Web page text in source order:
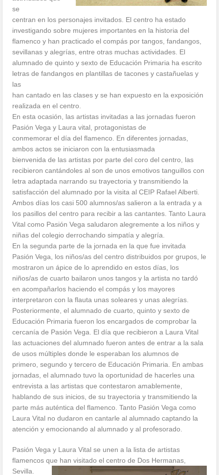
se
centran en los personajes invitados. El centro ha estado
investigando sobre mujeres importantes en la historia del
flamenco y han practicado el compás por tangos, fandangos,
sevillanas y alegrías, entre otras muchas actividades. El
alumnado de quinto y sexto de Educación Primaria ha escrito
letras de fandangos en plantillas de tacones y castañuelas y
las
han cantado en las clases y se han expuesto en la exposición
realizada en el centro.
En esta ocasión, las artistas invitadas a las jornadas fueron
Pasión Vega y Laura vital, protagonistas de
conmemorar el día del flamenco. En diferentes jornadas,
ambos actos se iniciaron con la entusiasmada
bienvenida de las artistas por parte del coro del centro, las
recibieron cantándoles al son de unos emotivos tanguillos con
letra adaptada narrando su trayectoria y transmitiendo la
satisfacción del alumnado por la visita al CEIP Rafael Alberti.
Ambos días los casi 500 alumnos/as salieron a la entrada y a
los pasillos del centro para recibir a las cantantes. Tanto Laura
Vital como Pasión Vega saludaron alegremente a los niños y
niñas del colegio derrochando simpatía y alegría.
En la segunda parte de la jornada en la que fue invitada
Pasión Vega, los niños/as del centro distribuidos por grupos, le
mostraron un ápice de lo aprendido en estos días, los
niños/as de cuarto bailaron unos tangos y la artista no tardó
en acompañarlos haciendo el compás y los mayores
interpretaron con la flauta unas soleares y unas alegrías.
Posteriormente, el alumnado de cuarto, quinto y sexto de
Educación Primaria fueron los encargados de comprobar la
cercanía de Pasión Vega. El día que recibieron a Laura Vital
las actuaciones del alumnado fueron antes de entrar a la sala
de usos múltiples donde le esperaban los alumnos de
primero, segundo y tercero de Educación Primaria. En ambas
jornadas, el alumnado tuvo la oportunidad de hacerles una
entrevista a las artistas que contestaron amablemente,
hablando de sus inicios, de su trayectoria y transmitiendo la
parte más auténtica del flamenco. Tanto Pasión Vega como
Laura Vital no dudaron en cantarle al alumnado captando la
atención y emocionando al alumnado y al profesorado.
Pasión Vega y Laura Vital se unen a la lista de artistas
flamencos que han visitado el centro de Dos Hermanas,
Sevilla.